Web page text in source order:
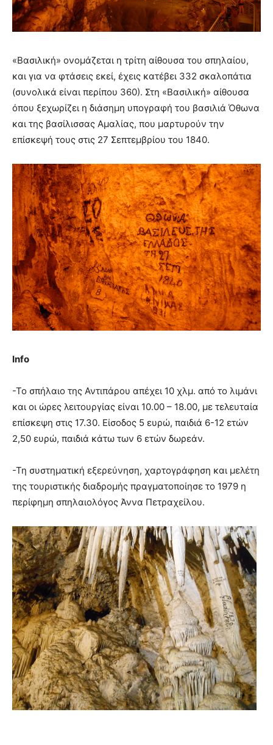
«Βασιλική» ονομάζεται η τρίτη αίθουσα του σπηλαίου,
και για να φτάσεις εκεί, έχεις κατέβει 332 σκαλοπάτια
(συνολικά είναι περίπου 360). Στη «Βασιλική» αίθουσα
όπου ξεχωρίζει η διάσημη υπογραφή του βασιλιά Όθωνα
και της βασίλισσας Αμαλίας, που μαρτυρούν την
επίσκεψή τους στις 27 Σεπτεμβρίου του 1840.
Info
-Το σπήλαιο της Αντιπάρου απέχει 10 χλμ. από το λιμάνι
και οι ώρες λειτουργίας είναι 10.00 – 18.00, με τελευταία
επίσκεψη στις 17.30. Είσοδος 5 ευρώ, παιδιά 6-12 ετών
2,50 ευρώ, παιδιά κάτω των 6 ετών δωρεάν.
-Τη συστηματική εξερεύνηση, χαρτογράφηση και μελέτη
της τουριστικής διαδρομής πραγματοποίησε το 1979 η
περίφημη σπηλαιολόγος Άννα Πετραχείλου.